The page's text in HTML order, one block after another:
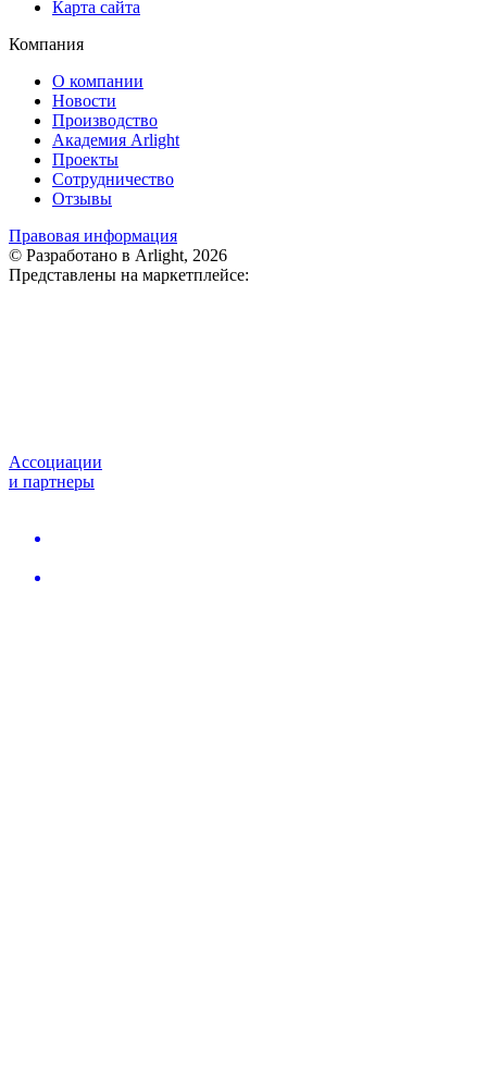
Карта сайта
Компания
О компании
Новости
Производство
Академия Arlight
Проекты
Сотрудничество
Отзывы
Правовая информация
© Разработано в Arlight, 2026
Представлены на маркетплейсе:
Ассоциации
и партнеры